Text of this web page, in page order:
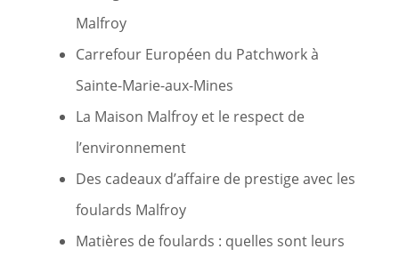
Malfroy
Carrefour Européen du Patchwork à
Sainte-Marie-aux-Mines
La Maison Malfroy et le respect de
l’environnement
Des cadeaux d’affaire de prestige avec les
foulards Malfroy
Matières de foulards : quelles sont leurs